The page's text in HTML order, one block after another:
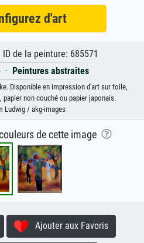
d'art
de la peinture: 685571
· Peintures abstraites
Disponible en impression d'art sur toile,
non couché ou papier japonais.
Ludwig / akg-images
de cette image
Ajouter aux Favoris